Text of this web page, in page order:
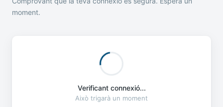
moment.
Verificant connexió...
Això trigarà un moment